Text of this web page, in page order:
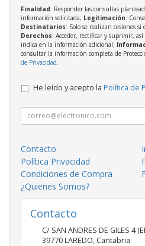
Finalidad: Responder las consultas
información solicitada; Legitimación:
Destinatarios: Solo se realizan cesiones
Derechos: Acceder, rectificar y suprimir, así
indica en la información adicional;
consultar la información completa de
de Privacidad
He leído y acepto la Política de
Contacto
Política Privacidad
Condiciones de Compra
¿Quienes Somos?
Contacto
C/ SAN ANDRES DE GILES 4
39770LAREDO, Cantabria